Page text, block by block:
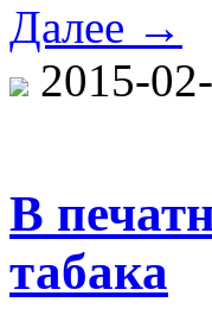
Далее →
2015-
В
табака